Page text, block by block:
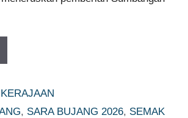
, SARA BUJANG 2026, SEMAK